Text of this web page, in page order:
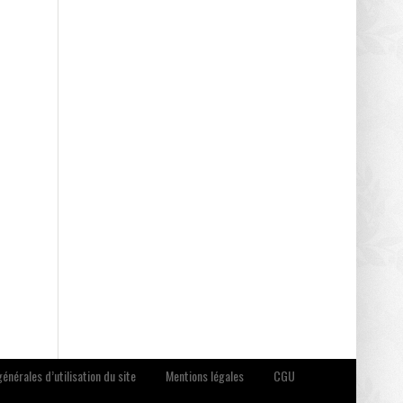
d’utilisation du site Mentions légales
CGU